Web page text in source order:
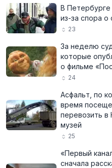
В Петербурге
из-за спора о
23
За неделю
которые
о фильме
24
Асфальт, по
время
перевозить в
музей
25
«Первый
сначала